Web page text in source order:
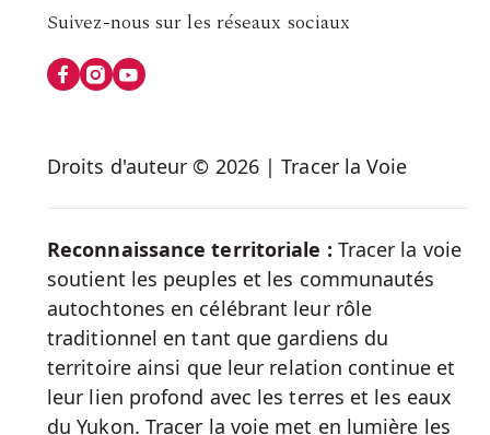
Follow
us
Social
Media
Suivez-nous sur les réseaux sociaux
Droits d'auteur © 2026 | Tracer la Voie
Reconnaissance territoriale : Tracer la voie
soutient les peuples et les communautés
autochtones en célébrant leur rôle
traditionnel en tant que gardiens du
territoire ainsi que leur relation continue et
leur lien profond avec les terres et les eaux
du Yukon. Tracer la voie met en lumière les